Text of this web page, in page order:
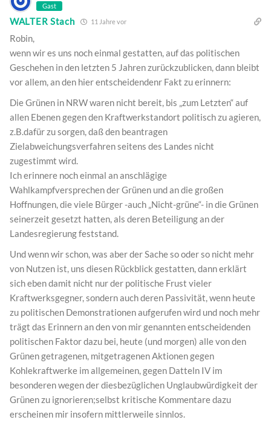
Gast
WALTER Stach 11 Jahre vor
Robin,
wenn wir es uns noch einmal gestatten, auf das politischen
Geschehen in den letzten 5 Jahren zurückzublicken, dann bleibt
vor allem, an den hier entscheidendenr Fakt zu erinnern:
Die Grünen in NRW waren nicht bereit, bis „zum Letzten“ auf
allen Ebenen gegen den Kraftwerkstandort politisch zu agieren,
z.B.dafür zu sorgen, daß den beantragen
Zielabweichungsverfahren seitens des Landes nicht
zugestimmt wird.
Ich erinnere noch einmal an anschlägige
Wahlkampfversprechen der Grünen und an die großen
Hoffnungen, die viele Bürger -auch „Nicht-grüne“- in die Grünen
seinerzeit gesetzt hatten, als deren Beteiligung an der
Landesregierung feststand.
Und wenn wir schon, was aber der Sache so oder so nicht mehr
von Nutzen ist, uns diesen Rückblick gestatten, dann erklärt
sich eben damit nicht nur der politische Frust vieler
Kraftwerksgegner, sondern auch deren Passivität, wenn heute
zu politischen Demonstrationen aufgerufen wird und noch mehr
trägt das Erinnern an den von mir genannten entscheidenden
politischen Faktor dazu bei, heute (und morgen) alle von den
Grünen getragenen, mitgetragenen Aktionen gegen
Kohlekraftwerke im allgemeinen, gegen Datteln IV im
besonderen wegen der diesbezüglichen Unglaubwürdigkeit der
Grünen zu ignorieren;selbst kritische Kommentare dazu
erscheinen mir insofern mittlerweile sinnlos.